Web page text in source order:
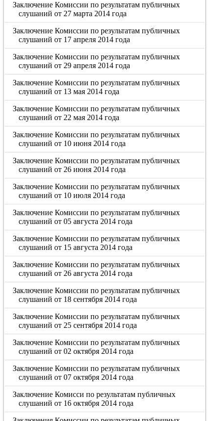
Заключение Комиссии по результатам публичных
слушаний от 27 марта 2014 года
Заключение Комиссии по результатам публичных
слушаний от 17 апреля 2014 года
Заключение Комиссии по результатам публичных
слушаний от 29 апреля 2014 года
Заключение Комиссии по результатам публичных
слушаний от 13 мая 2014 года
Заключение Комиссии по результатам публичных
слушаний от 22 мая 2014 года
Заключение Комиссии по результатам публичных
слушаний от 10 июня 2014 года
Заключение Комиссии по результатам публичных
слушаний от 26 июня 2014 года
Заключение Комиссии по результатам публичных
слушаний от 10 июля 2014 года
Заключение Комиссии по результатам публичных
слушаний от 05 августа 2014 года
Заключение Комиссии по результатам публичных
слушаний от 15 августа 2014 года
Заключение Комиссии по результатам публичных
слушаний от 26 августа 2014 года
Заключение Комиссии по результатам публичных
слушаний от 18 сентября 2014 года
Заключение Комиссии по результатам публичных
слушаний от 25 сентября 2014 года
Заключение Комиссии по результатам публичных
слушаний от 02 октября 2014 года
Заключение Комиссии по результатам публичных
слушаний от 07 октября 2014 года
Заключение Комисси по результатам публичных
слушаний от 16 октября 2014 года